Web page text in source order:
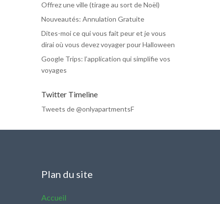
Offrez une ville (tirage au sort de Noël)
Nouveautés: Annulation Gratuite
Dites-moi ce qui vous fait peur et je vous
dirai où vous devez voyager pour Halloween
Google Trips: l’application qui simplifie vos
voyages
Twitter Timeline
Tweets de @onlyapartmentsF
Plan du site
Accueil